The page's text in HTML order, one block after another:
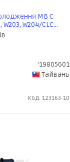
MB C
W203, W204/CLC
S211, W211/SLK
'19805601
Тайвань
Код: 123163-10